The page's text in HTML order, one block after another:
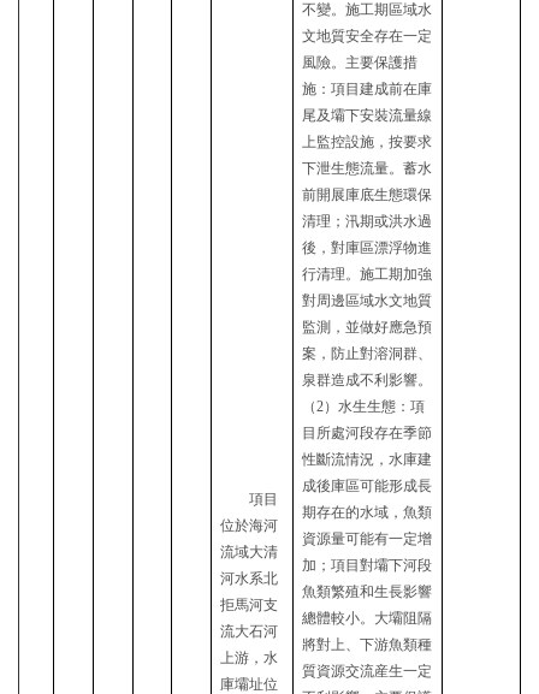
項目
位於海河
流域大清
河水系北
拒馬河支
流大石河
上游 ，水
庫壩址位
不變。施工期區域水
文地質安全存在一定
風險。主要保護措
施：項目建成前在庫
尾及壩下安裝流量線
上監控設施，按要求
下泄生態流量。蓄水
前開展庫底生態環保
清理；汛期或洪水過
後，對庫區漂浮物進
行清理。施工期加強
對周邊區域水文地質
監測，並做好應急預
案，防止對溶洞群、
泉群造成不利影響。
（2）水生生態：項
目所處河段存在季節
性斷流情況，水庫建
成後庫區可能形成長
期存在的水域，魚類
資源量可能有一定增
加；項目對壩下河段
魚類繁殖和生長影響
總體較小。大壩阻隔
將對上、下游魚類種
質資源交流産生一定